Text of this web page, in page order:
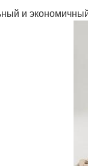
и